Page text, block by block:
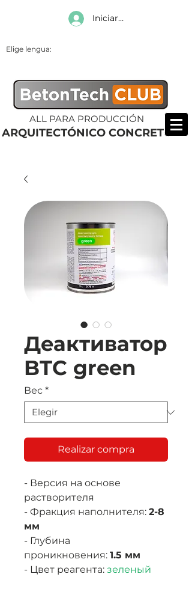
Iniciar sesión
Elige lengua:
ARQUITECTÓNICO CONCRETO
ALL PARA PRODUCCIÓN
Деактиватор
BTC green
Вес *
Realizar compra
- Версия на основе
растворителя
- Фракция наполнителя: 2-8
мм
- Глубина
проникновения: 1.5 мм
- Цвет реагента: зеленый